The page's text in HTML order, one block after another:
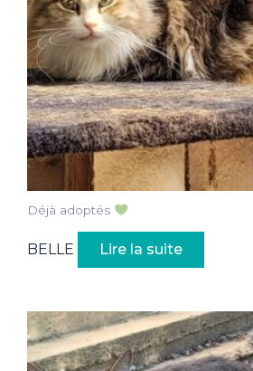
Déjà adoptés
BELLE Lire la suite